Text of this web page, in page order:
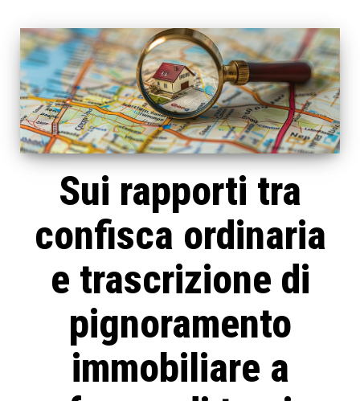
Sui rapporti tra
confisca ordinaria
e trascrizione di
pignoramento
immobiliare a